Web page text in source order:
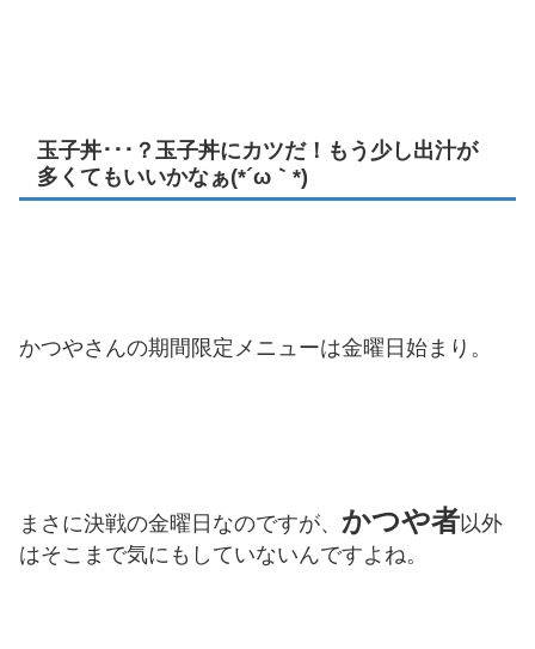
玉子丼･･･？玉子丼にカツだ！もう少し出汁が
多くてもいいかなぁ(*´ω｀*)
かつやさんの期間限定メニューは金曜日始まり。
まさに決戦の金曜日なのですが、 かつや者以外
はそこまで気にもしていないんですよね。